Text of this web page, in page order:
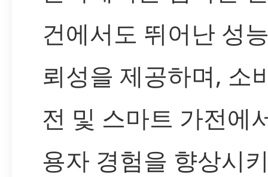
건에서도 뛰어난 성
뢰성을 제공하며, 소
전 및 스마트 가전에
용자 경험을 향상시